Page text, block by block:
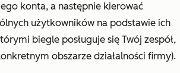
konta, a następnie kierować
użytkowników na podstawie ich
biegle posługuje się Twój zespół,
obszarze działalności firmy).